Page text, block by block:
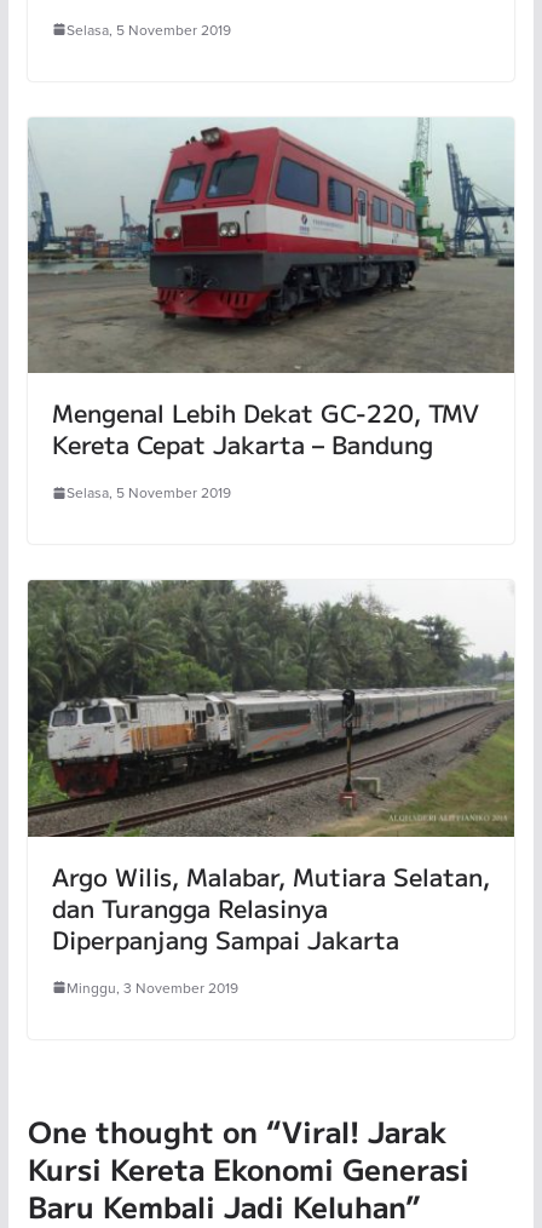
Selasa, 5 November 2019
Mengenal Lebih Dekat GC-220, TMV
Kereta Cepat Jakarta – Bandung
Selasa, 5 November 2019
Argo Wilis, Malabar, Mutiara Selatan,
dan Turangga Relasinya
Diperpanjang Sampai Jakarta
Minggu, 3 November 2019
One thought on “Viral! Jarak
Kursi Kereta Ekonomi Generasi
Baru Kembali Jadi Keluhan”